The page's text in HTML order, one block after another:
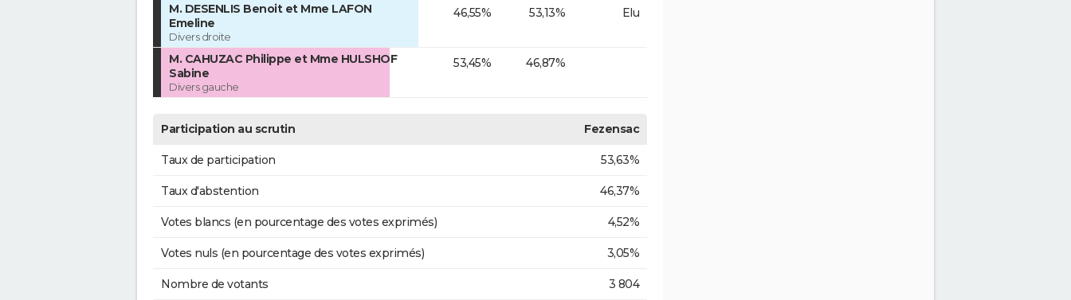
M. DESENLIS Benoit et Mme LAFON
Emeline
Divers droite
46,55% 53,13% Elu
M. CAHUZAC Philippe et Mme HULSHOF
Sabine
Divers gauche
53,45% 46,87%
Participation au scrutin Fezensac
Taux de participation 53,63%
Taux d'abstention 46,37%
Votes blancs (en pourcentage des votes exprimés) 4,52%
Votes nuls (en pourcentage des votes exprimés) 3,05%
Nombre de votants 3 804